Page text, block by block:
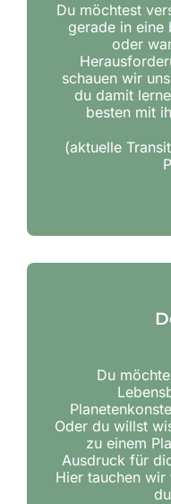
Du möchtest
gerade in eine
oder
schauen wir
du damit
besten mit
(aktuelle
Du
Oder du willst
zu einem
Ausdruck für
Hier tauchen